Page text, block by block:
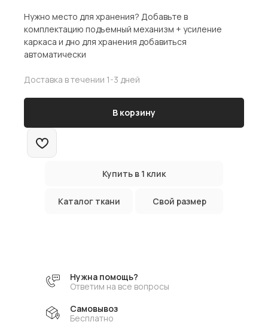
Нужно место для хранения? Добавьте в
комплектацию подъемный механизм + усиление
каркаса и дно для хранения добавиться
автоматически
Доставка в течении 1-3 дней
В корзину
Каталог ткани
Купить в 1 клик
Свой размер
Самовывоз
Бесплатно
Нужна помощь?
Ответим на все вопросы